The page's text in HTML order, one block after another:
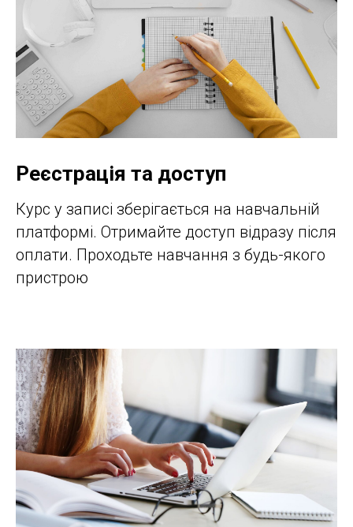
Реєстрація та доступ
Курс у записі зберігається на навчальній
платформі. Отримайте доступ відразу після
оплати. Проходьте навчання з будь-якого
пристрою